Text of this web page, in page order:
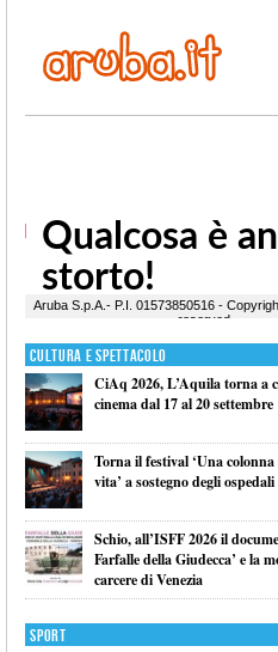
Cultura e Spettacolo
CiAq 2026, L’Aquila torna a
cinema dal 17 al 20 settembre
Torna il festival ‘Una
vita’ a sostegno degli
Schio, all’ISFF 2026 il
Farfalle della Giudecca’ e la
carcere di Venezia
Sport